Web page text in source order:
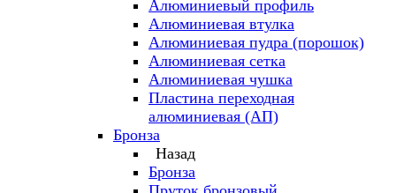
Алюминиевый профиль
Алюминиевая втулка
Алюминиевая пудра (порошок)
Алюминиевая сетка
Алюминиевая чушка
Пластина переходная
алюминиевая (АП)
Бронза
Назад
Бронза